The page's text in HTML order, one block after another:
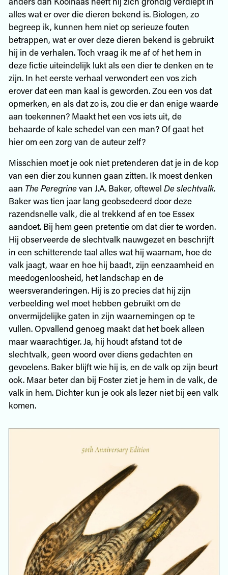
alles wat er over die dieren bekend is. Biologen, zo
begreep ik, kunnen hem niet op serieuze fouten
betrappen, wat er over deze dieren bekend is gebruikt
hij in de verhalen. Toch vraag ik me af of het hem in
deze fictie uiteindelijk lukt als een dier te denken en te
zijn. In het eerste verhaal verwondert een vos zich
erover dat een man kaal is geworden. Zou een vos dat
opmerken, en als dat zo is, zou die er dan enige waarde
aan toekennen? Maakt het een vos iets uit, de
behaarde of kale schedel van een man? Of gaat het
hier om een zorg van de auteur zelf?
Misschien moet je ook niet pretenderen dat je in de kop
van een dier zou kunnen gaan zitten. Ik moest denken
aan The Peregrinevan J.A. Baker, oftewel De slechtvalk.
Baker was tien jaar lang geobsedeerd door deze
razendsnelle valk, die al trekkend af en toe Essex
aandoet. Bij hem geen pretentie om dat dier te worden.
Hij observeerde de slechtvalk nauwgezet en beschrijft
in een schitterende taal alles wat hij waarnam, hoe de
valk jaagt, waar en hoe hij baadt, zijn eenzaamheid en
meedogenloosheid, het landschap en de
weersveranderingen. Hij is zo precies dat hij zijn
verbeelding wel moet hebben gebruikt om de
onvermijdelijke gaten in zijn waarnemingen op te
vullen. Opvallend genoeg maakt dat het boek alleen
maar waarachtiger. Ja, hij houdt afstand tot de
slechtvalk, geen woord over diens gedachten en
gevoelens. Baker blijft wie hij is, en de valk op zijn beurt
ook. Maar beter dan bij Foster ziet je hem in de valk, de
valk in hem. Dichter kun je ook als lezer niet bij een valk
komen.